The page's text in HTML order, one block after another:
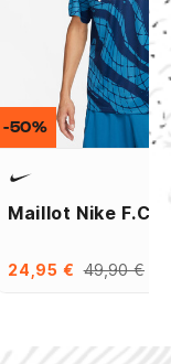
Maillot Nike F.C.
24,95 € 49,90 €
-50%